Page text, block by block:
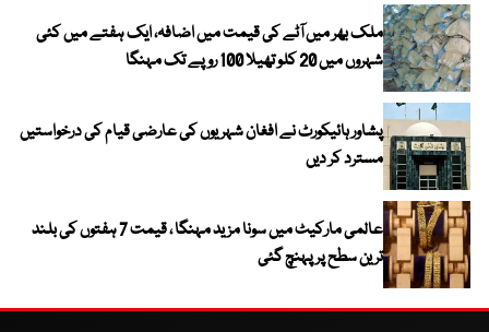
ملک بھر میں آٹے کی قیمت میں اضافہ، ایک ہفتے میں کئی
شہروں میں 20 کلو تھیلا 100 روپے تک مہنگا
پشاور ہائیکورٹ نے افغان شہریوں کی عارضی قیام کی درخواستیں
مسترد کر دیں
عالمی مارکیٹ میں سونا مزید مہنگا ، قیمت 7 ہفتوں کی بلند
ترین سطح پر پہنچ گئی